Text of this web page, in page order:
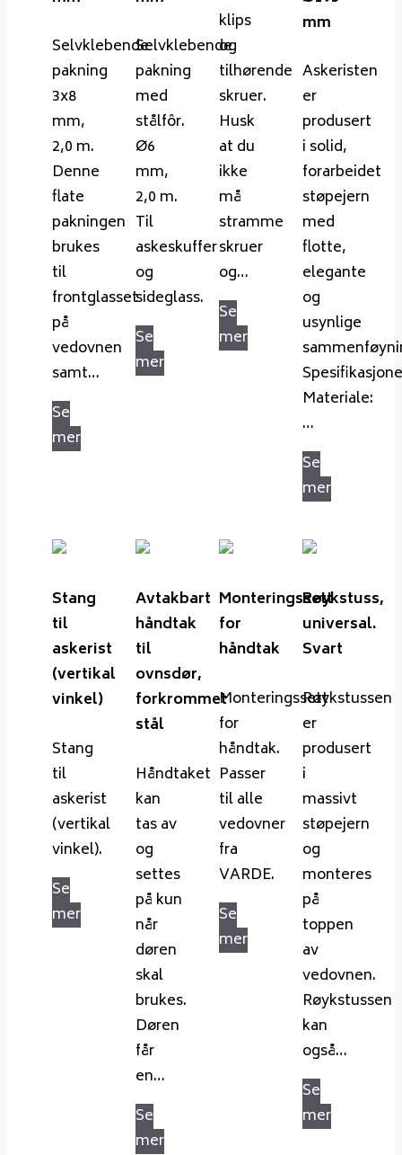
Selvklebende
pakning
3x8
mm,
2,0 m.
Denne
flate
pakningen
brukes
til
frontglasset
på
vedovnen
samt…
Se
mer
Selvklebende
pakning
med
stålfôr.
Ø6
mm,
2,0 m.
Til
askeskuffer
og
sideglass.
Se
mer
klips
og
tilhørende
skruer.
Husk
at du
ikke
må
stramme
skruer
og…
Se
mer
mm
Askeristen
er
produsert
i solid,
forarbeidet
støpejern
med
flotte,
elegante
og
usynlige
Materiale:
…
Se
mer
Stang
til
askerist
(vertikal
vinkel)
Stang
til
askerist
(vertikal
vinkel).
Se
mer
Avtakbart
håndtak
til
ovnsdør,
forkrommet
stål
Håndtaket
kan
tas av
og
settes
på kun
når
døren
skal
brukes.
Døren
får
en…
Se
mer
Monteringssett
for
håndtak
Monteringssett
for
håndtak.
Passer
til alle
vedovner
fra
VARDE.
Se
mer
Røykstuss,
universal.
Svart
Røykstussen
er
produsert
i
massivt
støpejern
og
monteres
på
toppen
av
vedovnen.
Røykstussen
kan
også…
Se
mer